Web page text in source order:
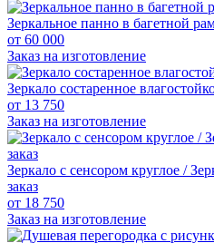
Зеркальное панно в багетной
от 60 000
Заказ на изготовление
Зеркало состаренное
от 13 750
Заказ на изготовление
Зеркало с сенсором круглое /
заказ
от 18 750
Заказ на изготовление